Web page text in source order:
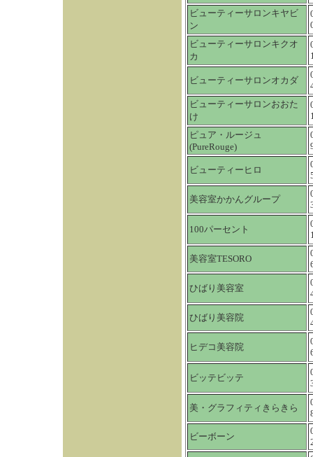
ビューティーサロンキヤビ
ン
ビューティーサロンキクオ
カ
ビューティーサロンオカダ
ビューティーサロンおおた
け
ピュア・ルージュ
(PureRouge)
ビューティーヒロ
美容室かかんグループ
100パーセント
美容室TESORO
ひばり美容室
ひばり美容院
ヒデコ美容院
ビッテビッテ
美・グラフィティきらきら
ビーボーン